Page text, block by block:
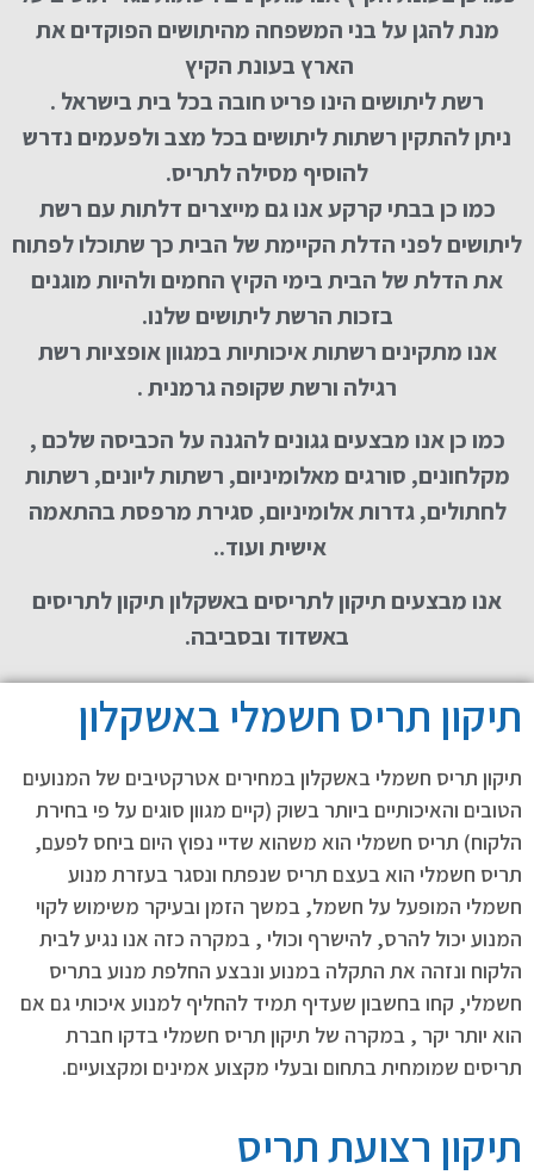
מנת להגן על בני המשפחה מהיתושים הפוקדים את
הארץ בעונת הקיץ
רשת ליתושים הינו פריט חובה בכל בית בישראל .
ניתן להתקין רשתות ליתושים בכל מצב ולפעמים נדרש
להוסיף מסילה לתריס.
כמו כן בבתי קרקע אנו גם מייצרים דלתות עם רשת
ליתושים לפני הדלת הקיימת של הבית כך שתוכלו לפתוח
את הדלת של הבית בימי הקיץ החמים ולהיות מוגנים
בזכות הרשת ליתושים שלנו.
אנו מתקינים רשתות איכותיות במגוון אופציות רשת
רגילה ורשת שקופה גרמנית .
כמו כן אנו מבצעים גגונים להגנה על הכביסה שלכם ,
מקלחונים, סורגים מאלומיניום, רשתות ליונים, רשתות
לחתולים, גדרות אלומיניום, סגירת מרפסת בהתאמה
אישית ועוד..
אנו מבצעים תיקון לתריסים באשקלון תיקון לתריסים
באשדוד ובסביבה.
תיקון תריס חשמלי באשקלון
תיקון תריס חשמלי באשקלון במחירים אטרקטיבים של המנועים
הטובים והאיכותיים ביותר בשוק (קיים מגוון סוגים על פי בחירת
הלקוח) תריס חשמלי הוא משהוא שדיי נפוץ היום ביחס לפעם,
תריס חשמלי הוא בעצם תריס שנפתח ונסגר בעזרת מנוע
חשמלי המופעל על חשמל, במשך הזמן ובעיקר משימוש לקוי
המנוע יכול להרס, להישרף וכולי , במקרה כזה אנו נגיע לבית
הלקוח ונזהה את התקלה במנוע ונבצע החלפת מנוע בתריס
חשמלי, קחו בחשבון שעדיף תמיד להחליף למנוע איכותי גם אם
הוא יותר יקר , במקרה של תיקון תריס חשמלי בדקו חברת
תריסים שמומחית בתחום ובעלי מקצוע אמינים ומקצועיים.
תיקון רצועת תריס